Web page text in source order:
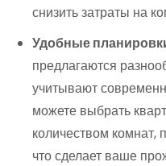
снизить затраты на
Удобные
предлагаются
учитывают
можете выбрать
количеством
что сделает ваше